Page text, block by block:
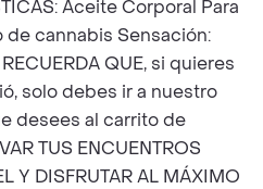
Aceite Corporal Para
de cannabis Sensación:
QUE, si quieres
solo debes ir a nuestro
desees al carrito de
TUS ENCUENTROS
Y DISFRUTAR AL MÁXIMO